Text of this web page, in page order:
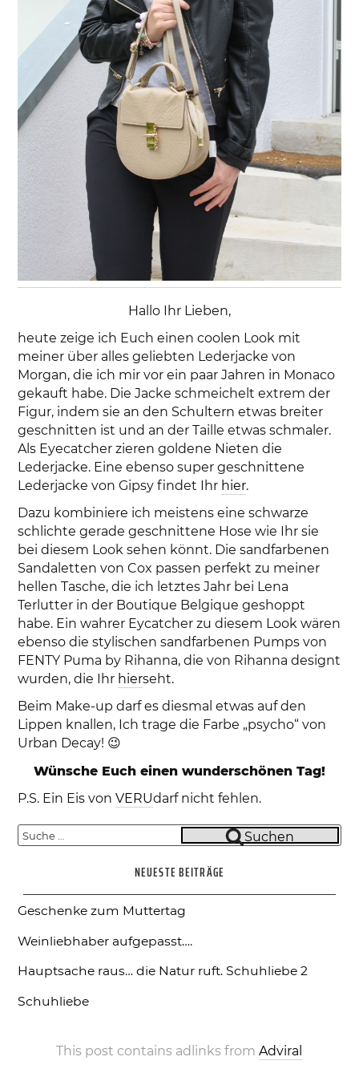
Hallo Ihr Lieben,
heute zeige ich Euch einen coolen Look mit
meiner über alles geliebten Lederjacke von
Morgan, die ich mir vor ein paar Jahren in Monaco
gekauft habe. Die Jacke schmeichelt extrem der
Figur, indem sie an den Schultern etwas breiter
geschnitten ist und an der Taille etwas schmaler.
Als Eyecatcher zieren goldene Nieten die
Lederjacke. Eine ebenso super geschnittene
Lederjacke von Gipsy findet Ihr hier.
Dazu kombiniere ich meistens eine schwarze
schlichte gerade geschnittene Hose wie Ihr sie
bei diesem Look sehen könnt. Die sandfarbenen
Sandaletten von Cox passen perfekt zu meiner
hellen Tasche, die ich letztes Jahr bei Lena
Terlutter in der Boutique Belgique geshoppt
habe. Ein wahrer Eycatcher zu diesem Look wären
ebenso die stylischen sandfarbenen Pumps von
FENTY Puma by Rihanna, die von Rihanna designt
wurden, die Ihr hierseht.
Beim Make-up darf es diesmal etwas auf den
Lippen knallen, Ich trage die Farbe „psycho“ von
Urban Decay! 😉
Wünsche Euch einen wunderschönen Tag!
P.S. Ein Eis vonVERUdarf nicht fehlen.
Suche
Suchen
NEUESTE BEITRÄGE
Geschenke zum Muttertag
Weinliebhaber aufgepasst….
Hauptsache raus… die Natur ruft. Schuhliebe 2
Schuhliebe
This post contains adlinks fromAdviral